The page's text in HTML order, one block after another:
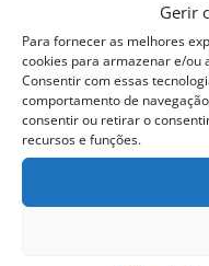
Gerir
Para fornecer as melhores
cookies para armazenar e/ou
Consentir com essas
comportamento de
consentir ou retirar o
recursos e funções.